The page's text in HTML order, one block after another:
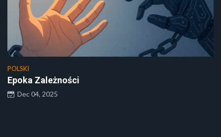
POLSKI
Epoka Zależności
Dec 04, 2025